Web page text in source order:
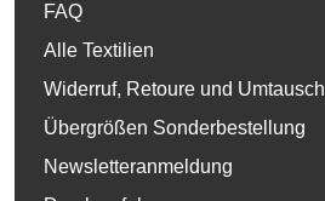
FAQ
Alle Textilien
Widerruf, Retoure und Umtausch
Übergrößen Sonderbestellung
Newsletteranmeldung